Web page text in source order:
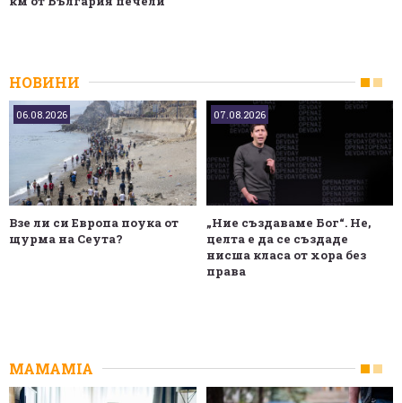
НОВИНИ
06.08.2026
Взе ли си Европа поука от
щурма на Сеута?
07.08.2026
„Ние създаваме Бог“. Не,
целта е да се създаде
нисша класа от хора без
права
MAMAMIA